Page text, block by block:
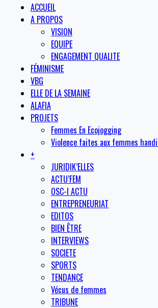
ACCUEIL
A PROPOS
VISION
EQUIPE
ENGAGEMENT QUALITE
FÉMINISME
VBG
ELLE DE LA SEMAINE
ALAFIA
PROJETS
Femmes En Ecojogging
Violence faites aux femmes
+
JURIDIK’ELLES
ACTU’FEM
OSC-I ACTU
ENTREPRENEURIAT
EDITOS
BIEN ÊTRE
INTERVIEWS
SOCIETE
SPORTS
TENDANCE
Vécus de femmes
TRIBUNE